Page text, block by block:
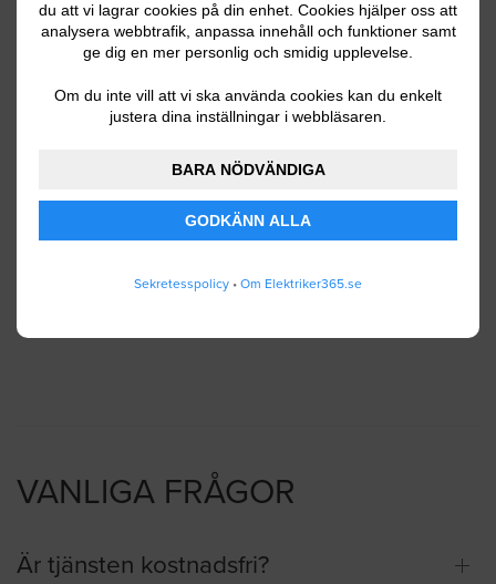
du att vi lagrar cookies på din enhet. Cookies hjälper oss att
analysera webbtrafik, anpassa innehåll och funktioner samt
ge dig en mer personlig och smidig upplevelse.
Om du inte vill att vi ska använda cookies kan du enkelt
justera dina inställningar i webbläsaren.
BARA NÖDVÄNDIGA
GODKÄNN ALLA
Sekretesspolicy • Om Elektriker365.se
Ditt telefonnummer
använder mina personuppgifter enligt
SKICKA IN
VANLIGA FRÅGOR
Är tjänsten kostnadsfri?